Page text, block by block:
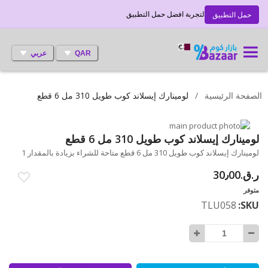
حمل التطبيق لتجربة افضل حمل التطبيق
QAR عربي
الصفحة الرئيسية لومينارك إيسلاند كوب طويل 310 مل 6 قطع
انتقل
إلى
النهاية
معرض
الصور
تخطي
إلى
بداية
معرض
الصور
لومينارك إيسلاند كوب طويل 310 مل 6 قطع
لومينارك إيسلاند كوب طويل 310 مل 6 قطع متاحة للشراء بزيادة بالمقدار 1
ر.ق.‏30٫00
متوفر
SKU
TLU058